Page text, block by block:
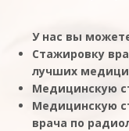
У нас вы
Стажировку
лучших
Медицинскую
Медицинскую
врача по